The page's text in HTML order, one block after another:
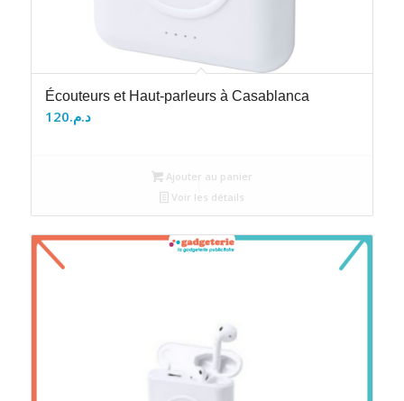
Écouteurs et Haut-parleurs à Casablanca
د.م.120
Ajouter au panier
Voir les détails